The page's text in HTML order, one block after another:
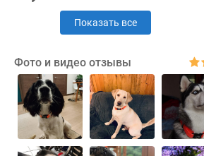
Показать все
Фото и видео отзывы
голубой, оранжевый и черный.
Чтобы выбрать подходящий по
сантиметровой лентой и сверьте
с информацией в таблице.